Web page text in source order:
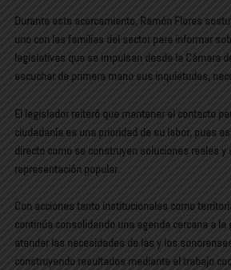
Durante este acercamiento, Ramón Flores
uno con las familias del sector para informar
legislativas que se impulsan desde la Cámara
escuchar de primera mano sus inquietudes,
El legislador reiteró que mantener el contacto
ciudadanía es una prioridad de su labor, pues
directo como se construyen soluciones reales y
representación popular.
Con acciones tanto institucionales como
continúa consolidando una agenda cercana a la
atender las necesidades de las y los
construyendo resultados mediante el trabajo